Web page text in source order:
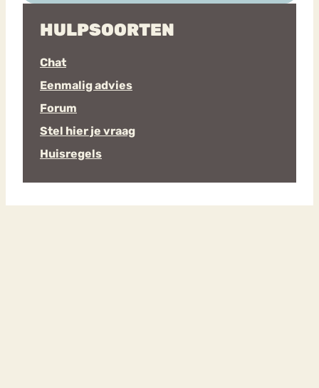
HULPSOORTEN
Chat
Eenmalig advies
Forum
Stel hier je vraag
Huisregels